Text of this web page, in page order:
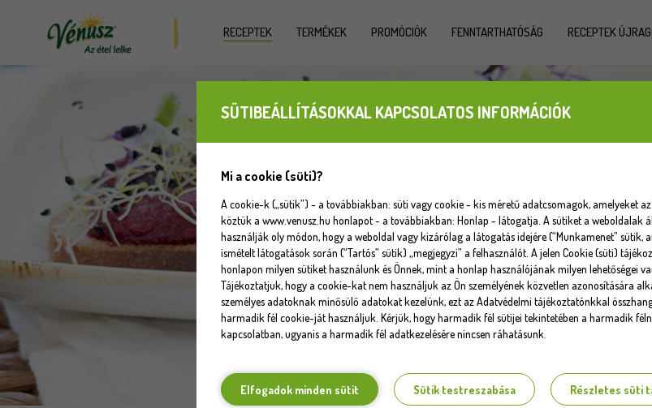
SÜTIBEÁLLÍTÁSOKKAL KAPCSOLATOS INFORMÁCIÓK
Mi a cookie (süti)?
A cookie-k („sütik”) - a továbbiakban: süti vagy cookie - kis méretű adatcsomagok, amelyeket
köztük a www.venusz.hu honlapot - a továbbiakban: Honlap - látogatja. A sütiket a weboldalak
használják oly módon, hogy a weboldal vagy kizárólag a látogatás idejére (“Munkamenet”
ismételt látogatások során (“Tartós” sütik) „megjegyzi” a felhasználót. A jelen Cookie (süti)
honlapon milyen sütiket használunk és Önnek, mint a honlap használójának milyen lehetőségei
Tájékoztatjuk, hogy a cookie-kat nem használjuk az Ön személyének közvetlen azonosítására
személyes adatoknak minősülő adatokat kezelünk, ezt az Adatvédelmi tájékoztatónkkal
harmadik fél cookie-ját használjuk. Kérjük, hogy harmadik fél sütijei tekintetében a harmadik
kapcsolatban, ugyanis a harmadik fél adatkezelésére nincsen ráhatásunk.
Elfogadok minden sütit Sütik testreszabása Részletes süti
RECEPTEK TERMÉKEK PROMÓCIÓK FENNTARTHATÓSÁG RECEPTEK